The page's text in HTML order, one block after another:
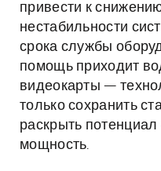
привести к
нестабильности
срока службы
помощь приходит
видеокарты —
только сохранить
раскрыть
мощность.